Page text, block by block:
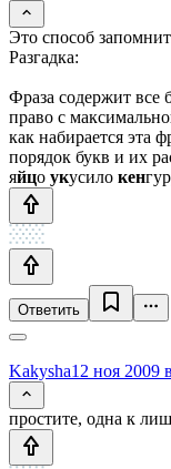
Это способ
Разгадка:
Фраза содержит все
право с
как набирается эта
порядок букв и их
яйцо укусило кен
Ответить
Kakysha12 ноя 2009
простите, одна к